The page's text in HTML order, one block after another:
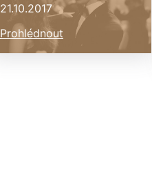
21.10.2017
Prohlédnout